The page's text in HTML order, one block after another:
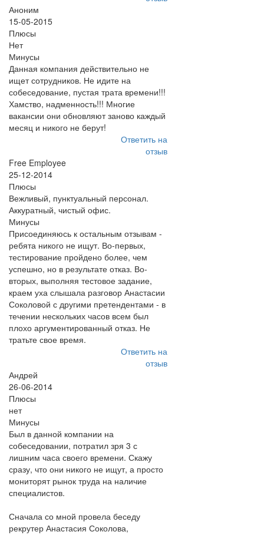
Аноним
15-05-2015
Плюсы
Нет
Минусы
Данная компания действительно не
ищет сотрудников. Не идите на
собеседование, пустая трата времени!!!
Хамство, надменность!!! Многие
вакансии они обновляют заново каждый
месяц и никого не берут!
Ответить на
отзыв
Free Employee
25-12-2014
Плюсы
Вежливый, пунктуальный персонал.
Аккуратный, чистый офис.
Минусы
Присоединяюсь к остальным отзывам -
ребята никого не ищут. Во-первых,
тестирование пройдено более, чем
успешно, но в результате отказ. Во-
вторых, выполняя тестовое задание,
краем уха слышала разговор Анастасии
Соколовой с другими претендентами - в
течении нескольких часов всем был
плохо аргументированный отказ. Не
тратьте свое время.
Ответить на
отзыв
Андрей
26-06-2014
Плюсы
нет
Минусы
Был в данной компании на
собеседовании, потратил зря 3 с
лишним часа своего времени. Скажу
сразу, что они никого не ищут, а просто
мониторят рынок труда на наличие
специалистов.
Сначала со мной провела беседу
рекрутер Анастасия Соколова,